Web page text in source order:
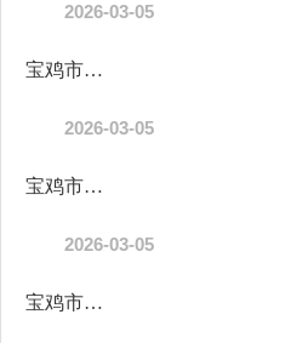
2026-03-05
宝鸡市陈仓区财政局周原财政所2026年单位预算公开说明
2026-03-05
宝鸡市陈仓区文化市场综合执法大队2026年单位预算公开说明
2026-03-05
宝鸡市陈仓区财政局千渭财政所2026年单位预算公开说明